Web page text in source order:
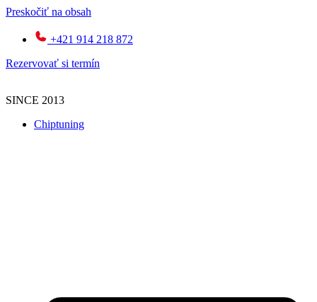
Preskočiť na obsah
+421 914 218 872
Rezervovať si termín
SINCE 2013
Chiptuning